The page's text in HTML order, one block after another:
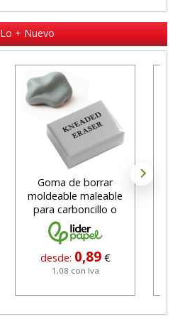
Lo + Nuevo
Goma de borrar
moldeable maleable
para carboncillo o
grafito
desde: 0,89 €
1,08 con Iva